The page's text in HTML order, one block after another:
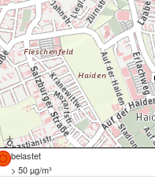
belastet
> 50 µg/m³